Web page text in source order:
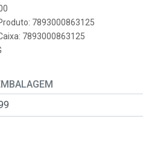
7893000863125
7893000863125